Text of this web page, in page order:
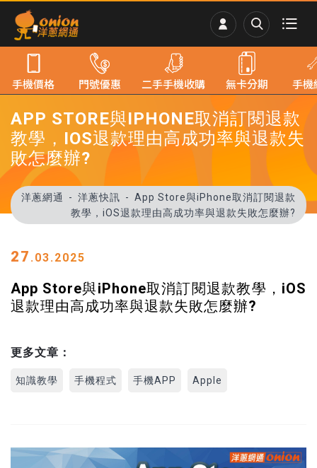
APP STORE與IPHONE取消訂閱退款
教學，IOS退款理由高成功率與退款失
敗怎麼辦?
洋蔥網通 洋蔥快訊
App Store與iPhone取消訂閱退款
教學，iOS退款理由高成功率與退款失敗怎麼辦?
27 .03.2025
App Store與iPhone取消訂閱退款教學，iOS
退款理由高成功率與退款失敗怎麼辦?
更多文章：
知識教學 手機程式 手機APP Apple
手機價格 門號優惠 二手手機收購 無卡分期 手機